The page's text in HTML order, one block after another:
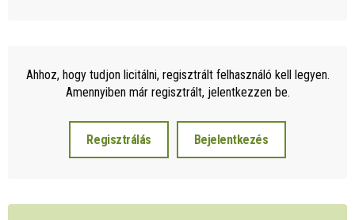
Ahhoz, hogy tudjon licitálni, regisztrált felhasználó kell legyen.
Amennyiben már regisztrált, jelentkezzen be.
Regisztrálás Bejelentkezés